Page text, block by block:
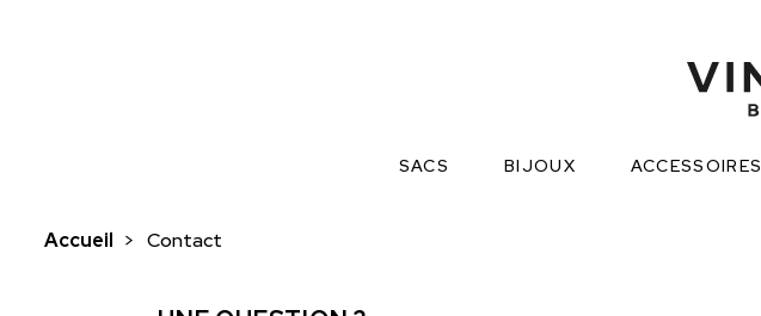
SACS BIJOUX ACCESSOIRES
Accueil > Contact